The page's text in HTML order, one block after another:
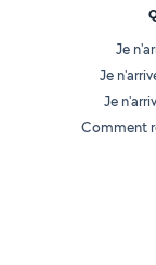
Je
Je
Je
Comment